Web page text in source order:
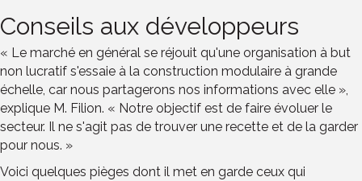
Conseils aux développeurs
« Le marché en général se réjouit qu'une organisation à but
non lucratif s'essaie à la construction modulaire à grande
échelle, car nous partagerons nos informations avec elle »,
explique M. Filion. « Notre objectif est de faire évoluer le
secteur. Il ne s'agit pas de trouver une recette et de la garder
pour nous. »
Voici quelques pièges dont il met en garde ceux qui